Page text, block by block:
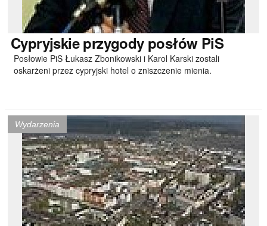
Cypryjskieprzygody posłów PiS
Posłowie PiS Łukasz Zbonikowski i Karol Karski zostali
oskarżeni przez cypryjski hotel o zniszczenie mienia.
Wydarzenia